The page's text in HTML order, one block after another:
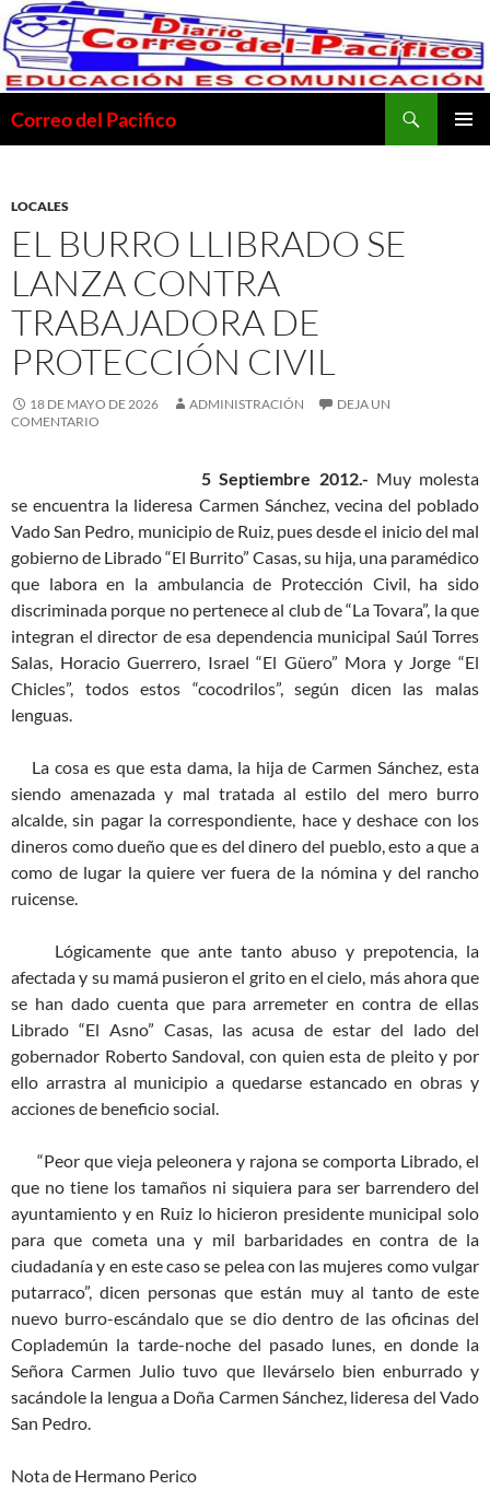
Saltar
al
contenido
Correo del Pacifico
LOCALES
EL BURRO LLIBRADO SE
LANZA CONTRA
TRABAJADORA DE
PROTECCIÓN CIVIL
18 DE MAYO DE 2026 ADMINISTRACIÓN
DEJA UN
COMENTARIO
5 Septiembre 2012.- Muy molesta
se encuentra la lideresa Carmen Sánchez, vecina del poblado
Vado San Pedro, municipio de Ruiz, pues desde el inicio del mal
gobierno de Librado “El Burrito” Casas, su hija, una paramédico
que labora en la ambulancia de Protección Civil, ha sido
discriminada porque no pertenece al club de “La Tovara”, la que
integran el director de esa dependencia municipal Saúl Torres
Salas, Horacio Guerrero, Israel “El Güero” Mora y Jorge “El
Chicles”, todos estos “cocodrilos”, según dicen las malas
lenguas.
La cosa es que esta dama, la hija de Carmen Sánchez, esta
siendo amenazada y mal tratada al estilo del mero burro
alcalde, sin pagar la correspondiente, hace y deshace con los
dineros como dueño que es del dinero del pueblo, esto a que a
como de lugar la quiere ver fuera de la nómina y del rancho
ruicense.
Lógicamente que ante tanto abuso y prepotencia, la
afectada y su mamá pusieron el grito en el cielo, más ahora que
se han dado cuenta que para arremeter en contra de ellas
Librado “El Asno” Casas, las acusa de estar del lado del
gobernador Roberto Sandoval, con quien esta de pleito y por
ello arrastra al municipio a quedarse estancado en obras y
acciones de beneficio social.
“Peor que vieja peleonera y rajona se comporta Librado, el
que no tiene los tamaños ni siquiera para ser barrendero del
ayuntamiento y en Ruiz lo hicieron presidente municipal solo
para que cometa una y mil barbaridades en contra de la
ciudadanía y en este caso se pelea con las mujeres como vulgar
putarraco”, dicen personas que están muy al tanto de este
nuevo burro-escándalo que se dio dentro de las oficinas del
Coplademún la tarde-noche del pasado lunes, en donde la
Señora Carmen Julio tuvo que llevárselo bien enburrado y
sacándole la lengua a Doña Carmen Sánchez, lideresa del Vado
San Pedro.
Nota de Hermano Perico